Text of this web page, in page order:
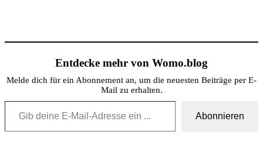
Entdecke mehr von Womo.blog
Melde dich für ein Abonnement an, um die neuesten Beiträge per E-
Mail zu erhalten.
Gib deine E-Mail-Adresse ein ...
Abonnieren